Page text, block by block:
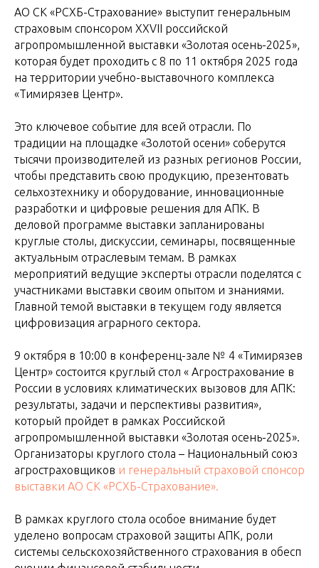
АО СК «РСХБ-Страхование» выступит генеральным
страховым спонсором XXVII российской
агропромышленной выставки «Золотая осень-2025»,
которая будет проходить с 8 по 11 октября 2025 года
на территории учебно-выставочного комплекса
«Тимирязев Центр».
Это ключевое событие для всей отрасли. По
традиции на площадке «Золотой осени» соберутся
тысячи производителей из разных регионов России,
чтобы представить свою продукцию, презентовать
сельхозтехнику и оборудование, инновационные
разработки и цифровые решения для АПК. В
деловой программе выставки запланированы
круглые столы, дискуссии, семинары, посвященные
актуальным отраслевым темам. В рамках
мероприятий ведущие эксперты отрасли поделятся с
участниками выставки своим опытом и знаниями.
Главной темой выставки в текущем году является
цифровизация аграрного сектора.
9 октября в 10:00 в конференц-зале № 4 «Тимирязев
Центр» состоится круглый стол « Агрострахование в
России в условиях климатических вызовов для АПК:
результаты, задачи и перспективы развития»,
который пройдет в рамках Российской
агропромышленной выставки «Золотая осень-2025».
Организаторы круглого стола – Национальный союз
агростраховщиков и генеральный страховой спонсор
выставки АО СК «РСХБ-Страхование».
В рамках круглого стола особое внимание будет
уделено вопросам страховой защиты АПК, роли
системы сельскохозяйственного страхования в обесп